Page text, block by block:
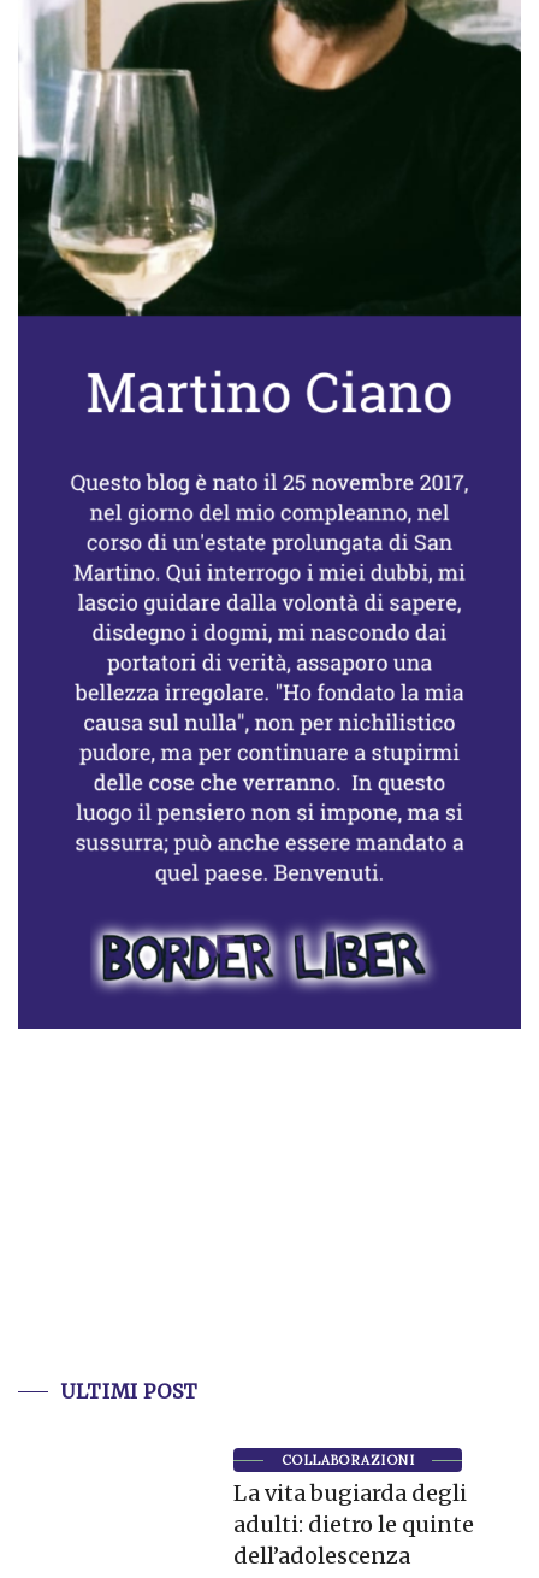
ULTIMI POST
COLLABORAZIONI
La vita bugiarda degli
adulti: dietro le quinte
dell’adolescenza